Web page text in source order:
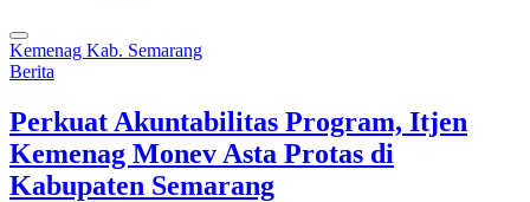
Kemenag Kab. Semarang
Berita
Perkuat Akuntabilitas Program, Itjen
Kemenag Monev Asta Protas di
Kabupaten Semarang